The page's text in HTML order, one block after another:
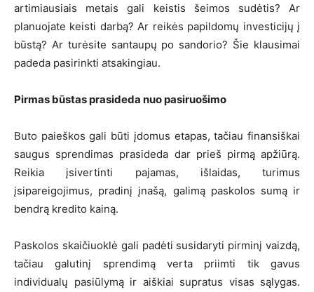
artimiausiais metais gali keistis šeimos sudėtis? Ar
planuojate keisti darbą? Ar reikės papildomų investicijų į
būstą? Ar turėsite santaupų po sandorio? Šie klausimai
padeda pasirinkti atsakingiau.
Pirmas būstas prasideda nuo pasiruošimo
Buto paieškos gali būti įdomus etapas, tačiau finansiškai
saugus sprendimas prasideda dar prieš pirmą apžiūrą.
Reikia įsivertinti pajamas, išlaidas, turimus
įsipareigojimus, pradinį įnašą, galimą paskolos sumą ir
bendrą kredito kainą.
Paskolos skaičiuoklė gali padėti susidaryti pirminį vaizdą,
tačiau galutinį sprendimą verta priimti tik gavus
individualų pasiūlymą ir aiškiai supratus visas sąlygas.